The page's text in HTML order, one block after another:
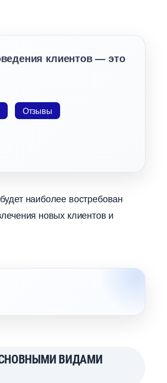
клиентов — это
Отзывы
наиболее востребован
новых клиентов и
ВИДАМИ